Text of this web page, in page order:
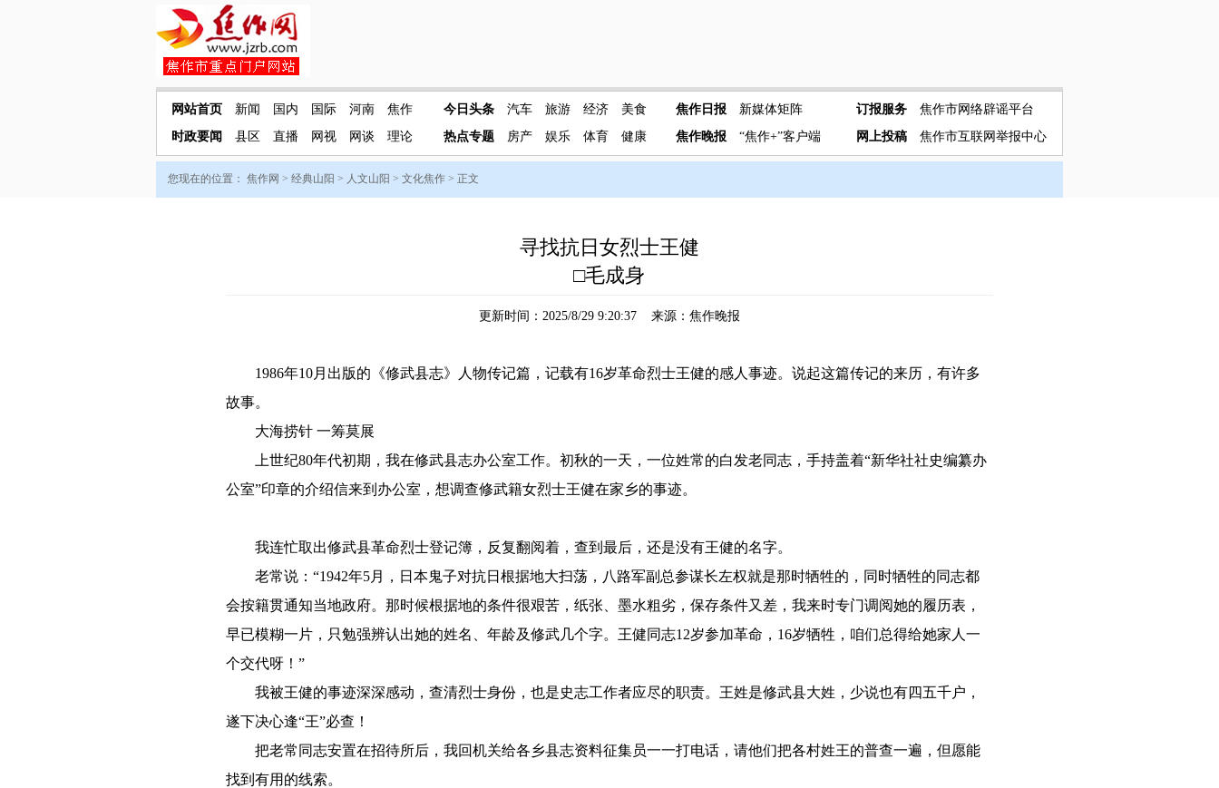
网站首页 新闻 国内 国际 河南
焦作
时政要闻
县区 直播 网视 网谈 理论
今日头条 汽车 旅游 经济
美食
热点专题
房产 娱乐 体育 健康
焦作日报
新媒体矩阵
焦作晚报
“焦作+”客户端
订报服务
焦作市网络辟谣平台
网上投稿
焦作市互联网举报中心
您现在的位置： 焦作网 > 经典山阳 > 人文山阳 > 文化焦作 > 正文
寻找抗日女烈士王健
□毛成身
更新时间：2025/8/29 9:20:37 来源：焦作晚报
1986年10月出版的《修武县志》人物传记篇，记载有16岁革命烈士王健的感人事迹。说起这篇传记的来历，有许多
故事。
大海捞针 一筹莫展
上世纪80年代初期，我在修武县志办公室工作。初秋的一天，一位姓常的白发老同志，手持盖着“新华社社史编纂办
公室”印章的介绍信来到办公室，想调查修武籍女烈士王健在家乡的事迹。
我连忙取出修武县革命烈士登记簿，反复翻阅着，查到最后，还是没有王健的名字。
老常说：“1942年5月，日本鬼子对抗日根据地大扫荡，八路军副总参谋长左权就是那时牺牲的，同时牺牲的同志都
会按籍贯通知当地政府。那时候根据地的条件很艰苦，纸张、墨水粗劣，保存条件又差，我来时专门调阅她的履历表，
早已模糊一片，只勉强辨认出她的姓名、年龄及修武几个字。王健同志12岁参加革命，16岁牺牲，咱们总得给她家人一
个交代呀！”
我被王健的事迹深深感动，查清烈士身份，也是史志工作者应尽的职责。王姓是修武县大姓，少说也有四五千户，
遂下决心逢“王”必查！
把老常同志安置在招待所后，我回机关给各乡县志资料征集员一一打电话，请他们把各村姓王的普查一遍，但愿能
找到有用的线索。